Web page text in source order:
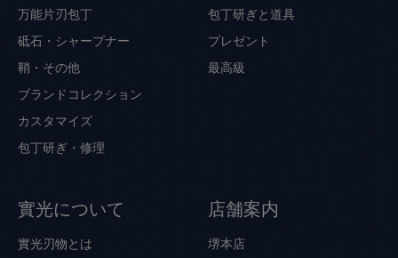
万能片刃包丁
砥石・シャープナー
鞘・その他
ブランドコレクション
カスタマイズ
包丁研ぎ・修理
包丁研ぎと道具
プレゼント
最高級
實光について
實光刃物とは
店舗案内
堺本店